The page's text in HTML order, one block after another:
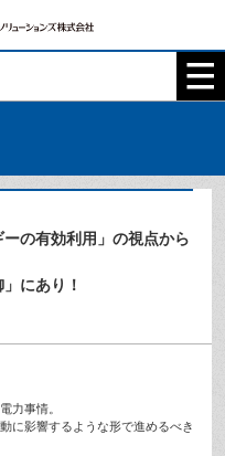
の有効利用」の視点から
にあり！
力事情。
に影響するような形で進めるべき